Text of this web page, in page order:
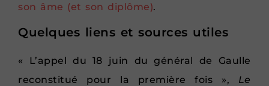
son âme (et son diplôme).
Quelques liens et sources utiles
« L’appel du 18 juin du général de Gaulle
reconstitué pour la première fois », Le